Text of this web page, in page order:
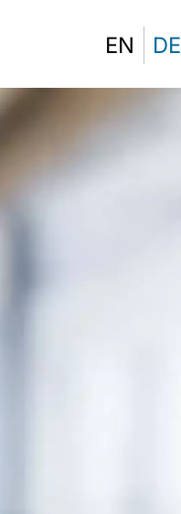
EN DE